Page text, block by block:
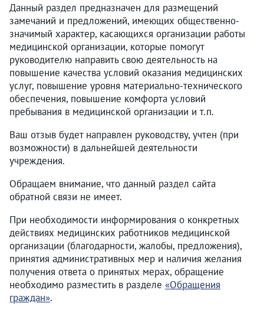
Данный раздел предназначен для размещений
замечаний и предложений, имеющих общественно-
значимый характер, касающихся организации работы
медицинской организации, которые помогут
руководителю направить свою деятельность на
повышение качества условий оказания медицинских
услуг, повышение уровня материально-технического
обеспечения, повышение комфорта условий
пребывания в медицинской организации и т.п.
Ваш отзыв будет направлен руководству, учтен (при
возможности) в дальнейшей деятельности
учреждения.
Обращаем внимание, что данный раздел сайта
обратной связи не имеет.
При необходимости информирования о конкретных
действиях медицинских работников медицинской
организации (благодарности, жалобы, предложения),
принятия административных мер и наличия желания
получения ответа о принятых мерах, обращение
необходимо разместить в разделе «Обращения
граждан».